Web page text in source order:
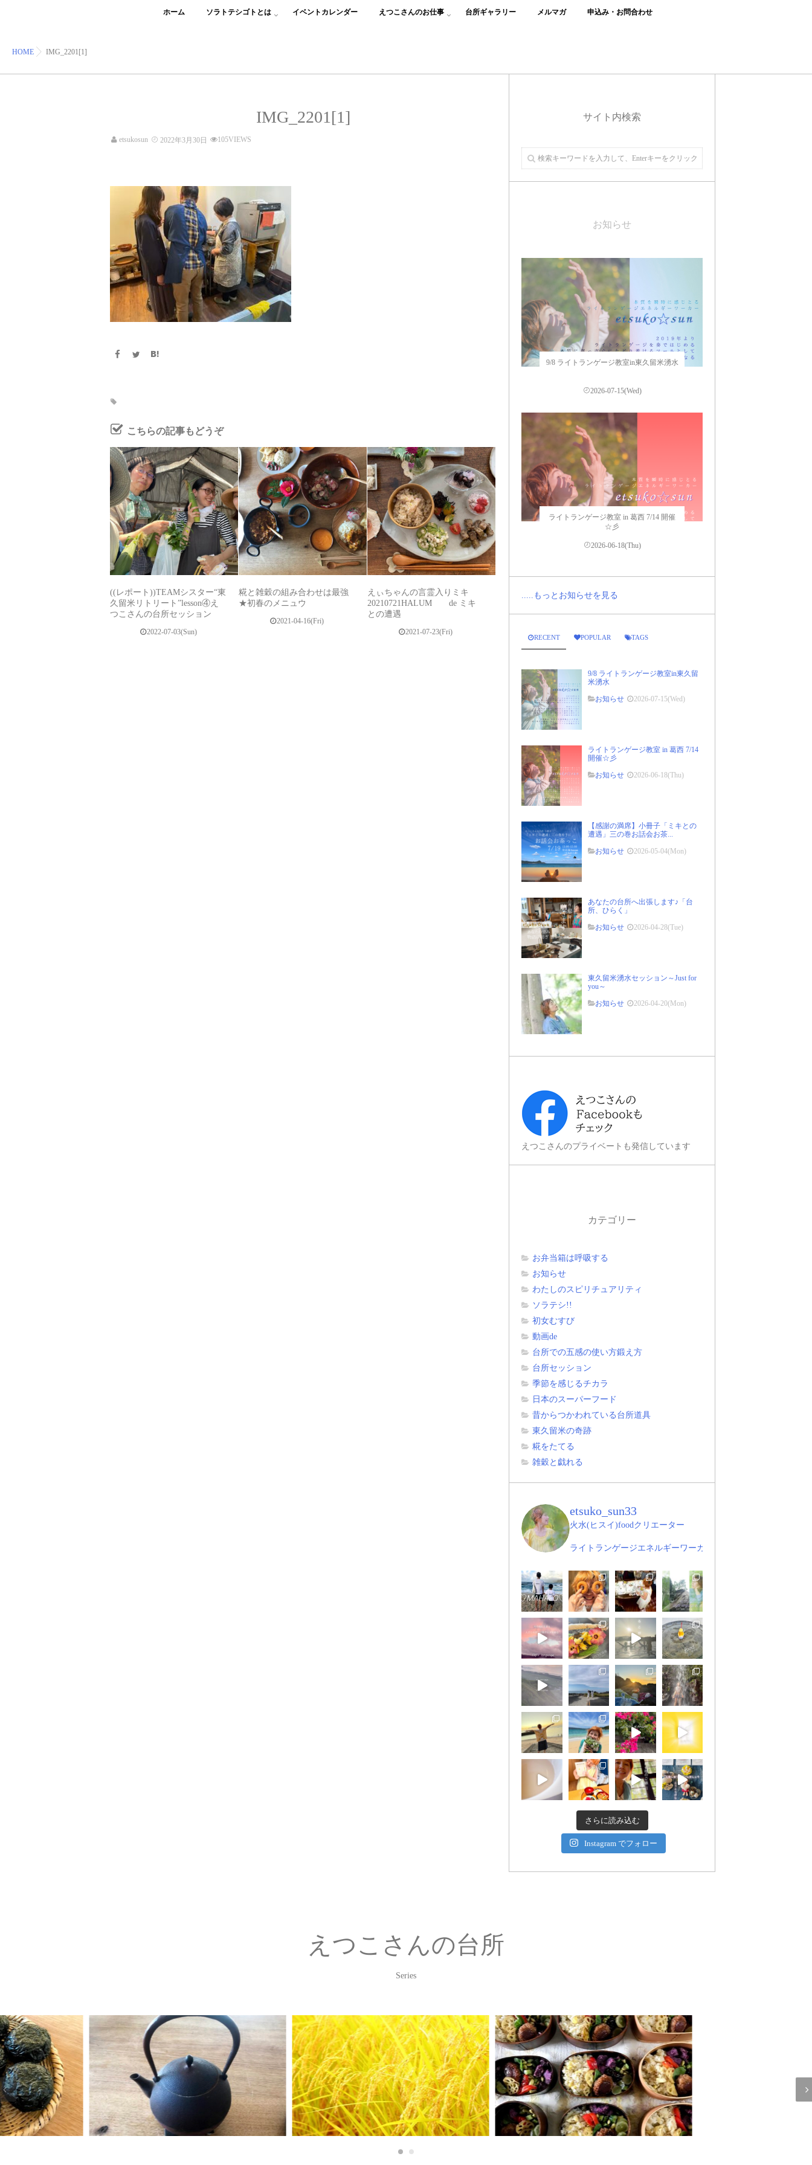
ホーム ソラトテシゴトとは イベントカレンダー えつこさんのお仕事 台所ギャラリー メルマガ 申込み・お問合わせ
HOME IMG_2201[1]
IMG_2201[1]
etsukosun 2022年3月30日 105VIEWS
こちらの記事もどうぞ
((レポート))TEAMシスター“東
久留米リトリート”lesson④え
つこさんの台所セッション
2022-07-03(Sun)
糀と雑穀の組み合わせは最強
★初春のメニュウ
2021-04-16(Fri)
えぃちゃんの言霊入りミキ
20210721HALUM de ミキ
との遭遇
2021-07-23(Fri)
サイト内検索
お知らせ
9/8 ライトランゲージ教室in東久留米湧水
2026-07-15(Wed)
ライトランゲージ教室 in 葛西 7/14 開催
☆彡
2026-06-18(Thu)
.....もっとお知らせを見る
RECENT POPULAR TAGS
9/8 ライトランゲージ教室in東久留
米湧水
お知らせ
2026-07-15(Wed)
ライトランゲージ教室 in 葛西 7/14
開催☆彡
お知らせ
2026-06-18(Thu)
【感謝の満席】小冊子「ミキとの
遭遇」三の巻お話会お茶...
お知らせ
2026-05-04(Mon)
あなたの台所へ出張します♪「台
所、ひらく」
お知らせ
2026-04-28(Tue)
東久留米湧水セッション～Just for
you～
お知らせ
2026-04-20(Mon)
えつこさんのプライベートも発信しています
カテゴリー
お弁当箱は呼吸する
お知らせ
わたしのスピリチュアリティ
ソラテシ!!
初女むすび
動画de
台所での五感の使い方鍛え方
台所セッション
季節を感じるチカラ
日本のスーパーフード
昔からつかわれている台所道具
東久留米の奇跡
糀をたてる
雑穀と戯れる
etsuko_sun33
火水(ヒスイ)foodクリエーター
ライトランゲージエネルギーワーカー
さらに読み込む
Instagram でフォロー
えつこさんの台所
Series